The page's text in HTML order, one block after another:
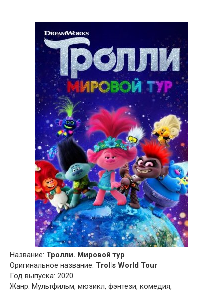
Название: Тролли. Мировой тур
Оригинальное название: Trolls World Tour
Год выпуска: 2020
Жанр: Мультфильм, мюзикл, фэнтези, комедия,